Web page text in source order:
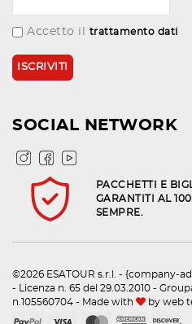
Accetto il trattamento dati
SOCIAL NETWORK
PACCHETTI E
GARANTITI AL
SEMPRE.
©2026 ESATOUR s.r.l. - {company-
- Licenza n. 65 del 29.03.2010 -
n.105560704 - Made with
by web